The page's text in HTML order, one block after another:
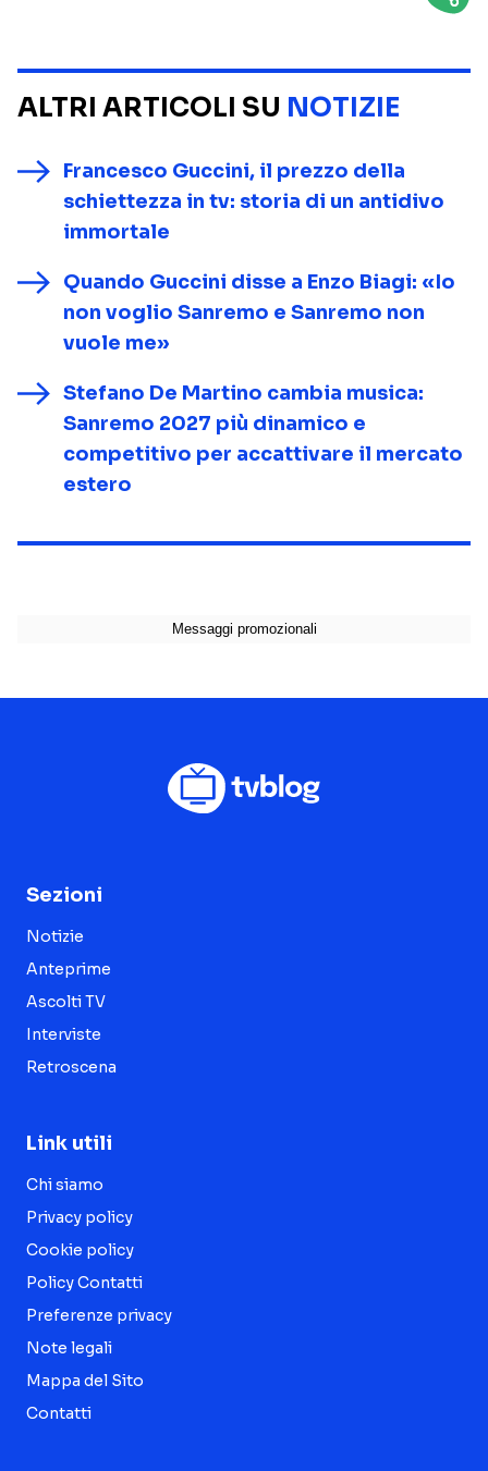
ALTRI ARTICOLI SU NOTIZIE
Francesco Guccini, il prezzo della
schiettezza in tv: storia di un antidivo
immortale
Quando Guccini disse a Enzo Biagi: «Io
non voglio Sanremo e Sanremo non
vuole me»
Stefano De Martino cambia musica:
Sanremo 2027 più dinamico e
competitivo per accattivare il mercato
estero
Sezioni
Notizie
Anteprime
Ascolti TV
Interviste
Retroscena
Link utili
Chi siamo
Privacy policy
Cookie policy
Policy Contatti
Preferenze privacy
Note legali
Mappa del Sito
Contatti